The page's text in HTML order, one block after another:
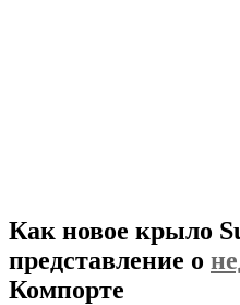
Как новое крыло
представление о
Компорте